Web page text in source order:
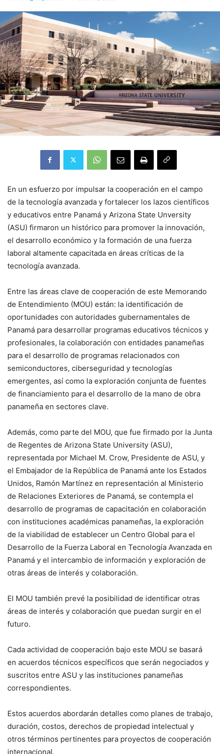
En un esfuerzo por impulsar la cooperación en el campo
de la tecnología avanzada y fortalecer los lazos científicos
y educativos entre Panamá y Arizona State Unversity
(ASU) firmaron un histórico para promover la innovación,
el desarrollo económico y la formación de una fuerza
laboral altamente capacitada en áreas críticas de la
tecnología avanzada.
Entre las áreas clave de cooperación de este Memorando
de Entendimiento (MOU) están: la identificación de
oportunidades con autoridades gubernamentales de
Panamá para desarrollar programas educativos técnicos y
profesionales, la colaboración con entidades panameñas
para el desarrollo de programas relacionados con
semiconductores, ciberseguridad y tecnologías
emergentes, así como la exploración conjunta de fuentes
de financiamiento para el desarrollo de la mano de obra
panameña en sectores clave.
Además, como parte del MOU, que fue firmado por la Junta
de Regentes de Arizona State University (ASU),
representada por Michael M. Crow, Presidente de ASU, y
el Embajador de la República de Panamá ante los Estados
Unidos, Ramón Martínez en representación al Ministerio
de Relaciones Exteriores de Panamá, se contempla el
desarrollo de programas de capacitación en colaboración
con instituciones académicas panameñas, la exploración
de la viabilidad de establecer un Centro Global para el
Desarrollo de la Fuerza Laboral en Tecnología Avanzada en
Panamá y el intercambio de información y exploración de
otras áreas de interés y colaboración.
El MOU también prevé la posibilidad de identificar otras
áreas de interés y colaboración que puedan surgir en el
futuro.
Cada actividad de cooperación bajo este MOU se basará
en acuerdos técnicos específicos que serán negociados y
suscritos entre ASU y las instituciones panameñas
correspondientes.
Estos acuerdos abordarán detalles como planes de trabajo,
duración, costos, derechos de propiedad intelectual y
otros términos pertinentes para proyectos de cooperación
internacional.